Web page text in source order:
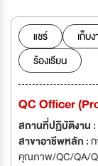
แชร์ เก็บ
ร้องเรียน
QC Officer
สถานที่ปฏิบัติงาน :
สาขาอาชีพหลัก :
คุณภาพ/QC/QA/